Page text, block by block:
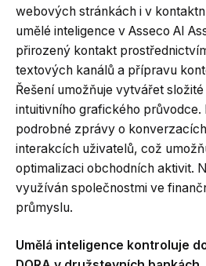
webových stránkách i v
umělé inteligence v Asseco AI
přirozený kontakt
textových kanálů a přípravu
Řešení umožňuje vytvářet
intuitivního grafického průvodce.
podrobné zprávy o
interakcích uživatelů, což
optimalizaci obchodních aktivit.
využíván společnostmi ve
průmyslu.
Umělá inteligence kontroluje